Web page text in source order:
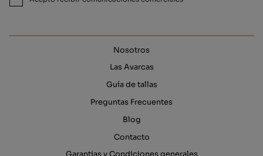
Nosotros
Las Avarcas
Guía de tallas
Preguntas Frecuentes
Blog
Contacto